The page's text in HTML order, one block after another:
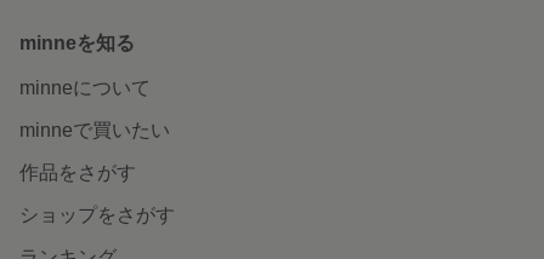
minneを知る
minneについて
minneで買いたい
作品をさがす
ショップをさがす